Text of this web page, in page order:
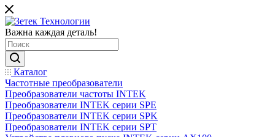
Важна каждая деталь!
Каталог
Частотные преобразователи
Преобразователи частоты INTEK
Преобразователи INTEK серии SPE
Преобразователи INTEK серии SPK
Преобразователи INTEK серии SPT